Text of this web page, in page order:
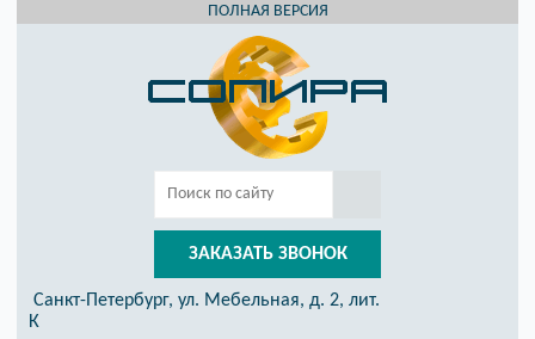
ПОЛНАЯ ВЕРСИЯ
ЗАКАЗАТЬ ЗВОНОК
Санкт-Петербург, ул. Мебельная, д. 2, лит.
К